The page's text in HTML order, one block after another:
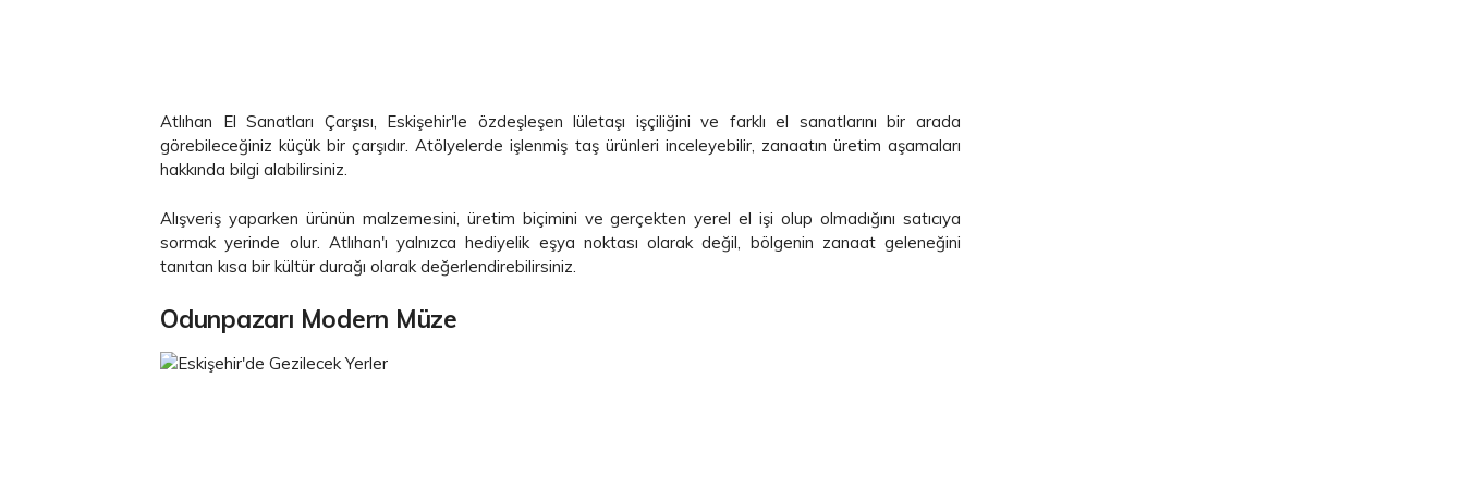
Atlıhan El Sanatları Çarşısı, Eskişehir'le özdeşleşen lületaşı işçiliğini ve farklı el sanatlarını bir arada
görebileceğiniz küçük bir çarşıdır. Atölyelerde işlenmiş taş ürünleri inceleyebilir, zanaatın üretim aşamaları
hakkında bilgi alabilirsiniz.
Alışveriş yaparken ürünün malzemesini, üretim biçimini ve gerçekten yerel el işi olup olmadığını satıcıya
sormak yerinde olur. Atlıhan'ı yalnızca hediyelik eşya noktası olarak değil, bölgenin zanaat geleneğini
tanıtan kısa bir kültür durağı olarak değerlendirebilirsiniz.
Odunpazarı Modern Müze